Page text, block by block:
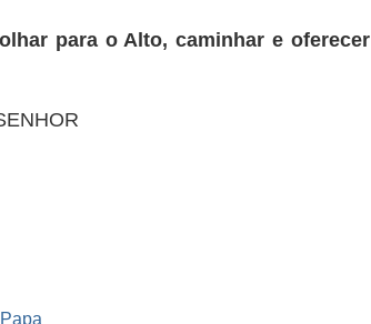
olhar para o Alto, caminhar e oferecer